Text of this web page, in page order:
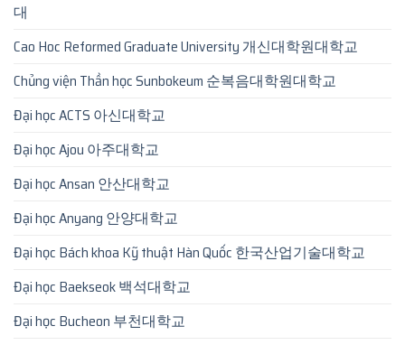
대
Cao Hoc Reformed Graduate University 개신대학원대학교
Chủng viện Thần học Sunbokeum 순복음대학원대학교
Đại học ACTS 아신대학교
Đại học Ajou 아주대학교
Đại học Ansan 안산대학교
Đại học Anyang 안양대학교
Đại học Bách khoa Kỹ thuật Hàn Quốc 한국산업기술대학교
Đại học Baekseok 백석대학교
Đại học Bucheon 부천대학교